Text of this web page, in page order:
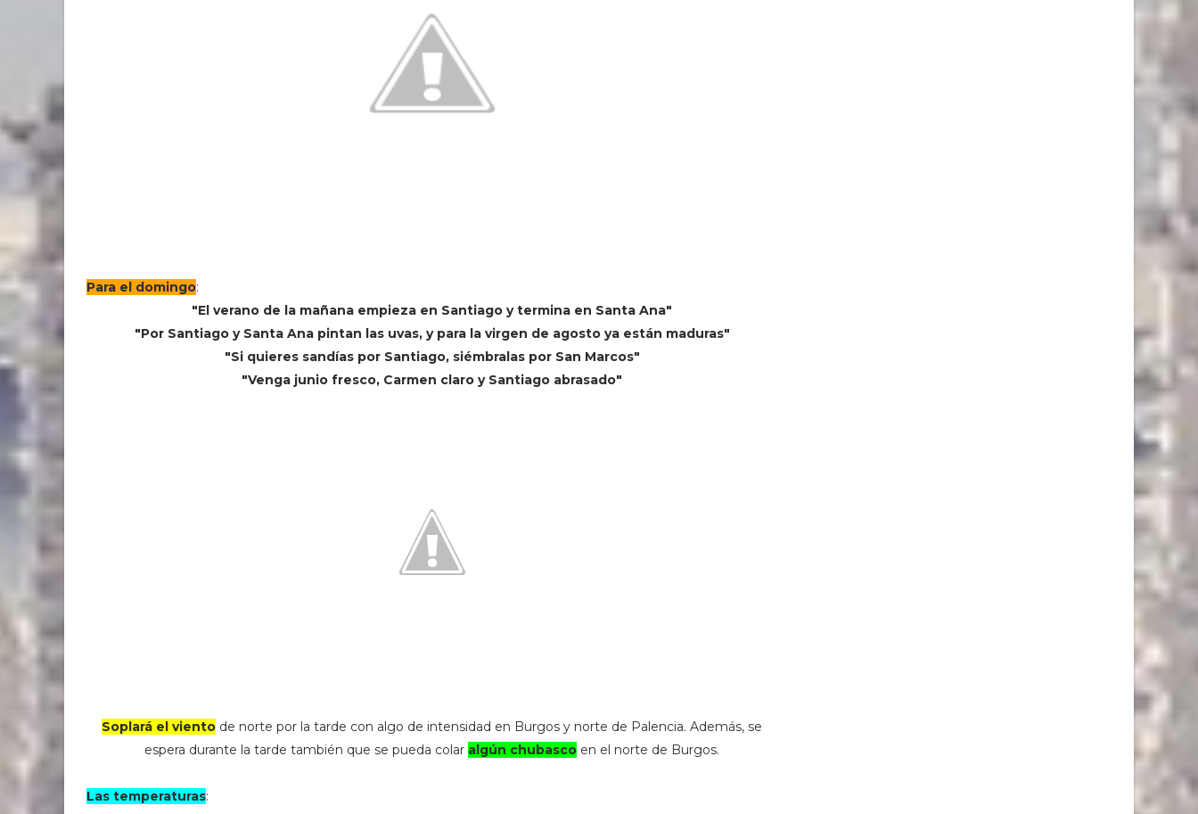
Para el domingo:
"El verano de la mañana empieza en Santiago y termina en Santa Ana"
"Por Santiago y Santa Ana pintan las uvas, y para la virgen de agosto ya están maduras"
"Si quieres sandías por Santiago, siémbralas por San Marcos"
"Venga junio fresco, Carmen claro y Santiago abrasado"
Soplará el viento de norte por la tarde con algo de intensidad en Burgos y norte de Palencia. Además, se
espera durante la tarde también que se pueda colar algún chubasco en el norte de Burgos.
Las temperaturas: